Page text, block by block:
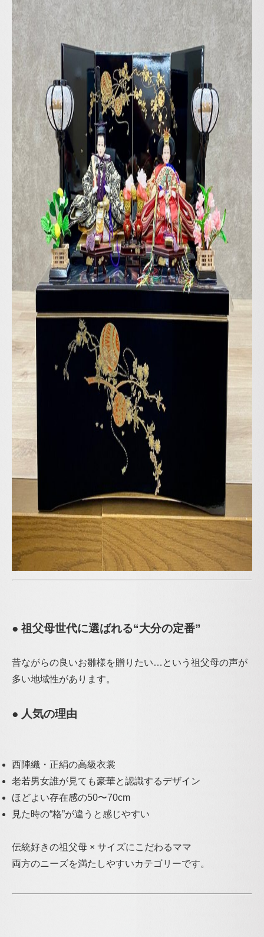
● 祖父母世代に選ばれる“大分の定番”
昔ながらの良いお雛様を贈りたい… という祖父母の声が
多い地域性があります。
● 人気の理由
西陣織・正絹の高級衣裳
老若男女誰が見ても豪華と認識するデザイン
ほどよい存在感の50〜70cm
見た時の“格”が違うと感じやすい
伝統好きの祖父母 × サイズにこだわるママ
両方のニーズを満たしやすいカテゴリーです。